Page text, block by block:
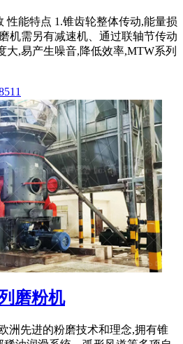
性能特点 1.锥齿轮整体传动,能量损
机需另有减速机、通过联轴节传动
大,易产生噪音,降低效率,MTW系列
磨粉机
洲先进的粉磨技术和理念,拥有锥